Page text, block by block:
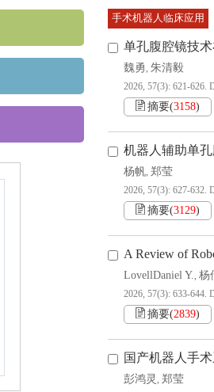
手术机器人临床应用
单孔腹腔镜技
魏勇, 朱清毅
2026, 57(3): 621-626.
摘要(3158)
机器人辅助单
杨帆, 郑莹
2026, 57(3): 627-632.
摘要(3129)
A Review of
LovellDaniel Y., 杨
2026, 57(3): 633-644.
摘要(2839)
国产机器人手
彭鸿灵, 郑莹